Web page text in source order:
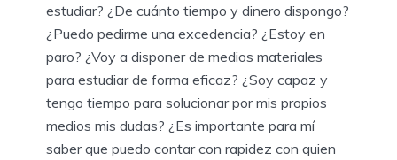
estudiar? ¿De cuánto tiempo y dinero dispongo?
¿Puedo pedirme una excedencia? ¿Estoy en
paro? ¿Voy a disponer de medios materiales
para estudiar de forma eficaz? ¿Soy capaz y
tengo tiempo para solucionar por mis propios
medios mis dudas? ¿Es importante para mí
saber que puedo contar con rapidez con quien